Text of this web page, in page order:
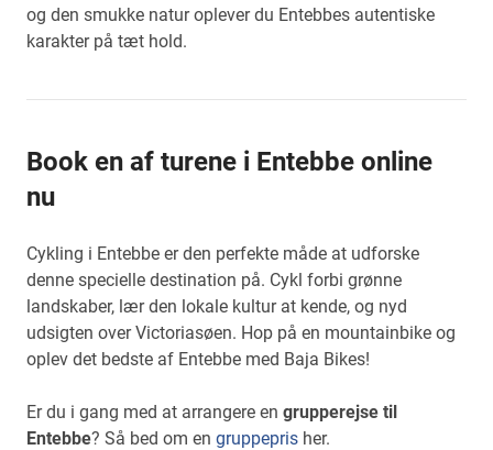
og den smukke natur oplever du Entebbes autentiske
karakter på tæt hold.
Book en af turene i Entebbe online
nu
Cykling i Entebbe er den perfekte måde at udforske
denne specielle destination på. Cykl forbi grønne
landskaber, lær den lokale kultur at kende, og nyd
udsigten over Victoriasøen. Hop på en mountainbike og
oplev det bedste af Entebbe med Baja Bikes!
Er du i gang med at arrangere en grupperejse til
Entebbe? Så bed om en gruppepris her.